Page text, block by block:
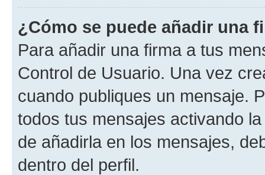
¿Cómo se puede añadir una
Para añadir una firma a tus
Control de Usuario. Una vez
cuando publiques un mensaje.
todos tus mensajes activando
de añadirla en los mensajes,
dentro del perfil.